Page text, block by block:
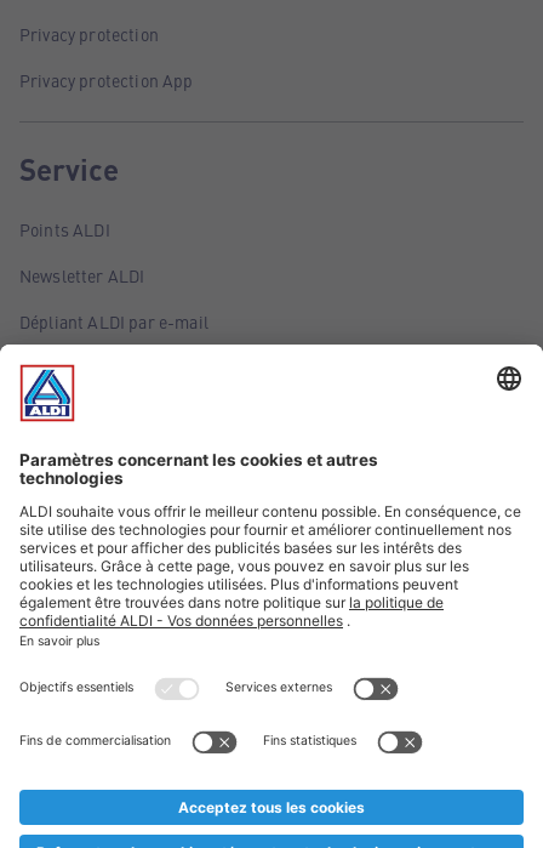
Privacy protection
Privacy protection App
Service
Points ALDI
Newsletter ALDI
Dépliant ALDI par e-mail
Offres
Infos essentielles
Suivez ALDI Belgique
Textes marqués d'un astérisque et mentions légales
* Nous vendons ces articles temporairement et jusqu'à
au cas où, malgré le planning bien étudié, nous serions
prématurément en rupture de stock. Prix Recupel et TVA incl.
** Sur ce site, l’utilisation de la forme masculine a été adoptée